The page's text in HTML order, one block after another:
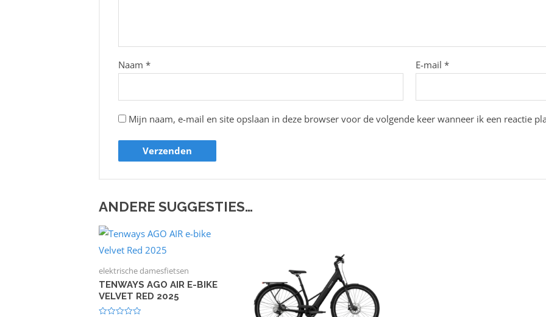
Naam * E-mail *
Mijn naam, e-mail en site opslaan in deze browser voor de volgende keer wanneer ik een reactie
ANDERE SUGGESTIES…
elektrische damesfietsen
TENWAYS AGO AIR E-BIKE
VELVET RED 2025